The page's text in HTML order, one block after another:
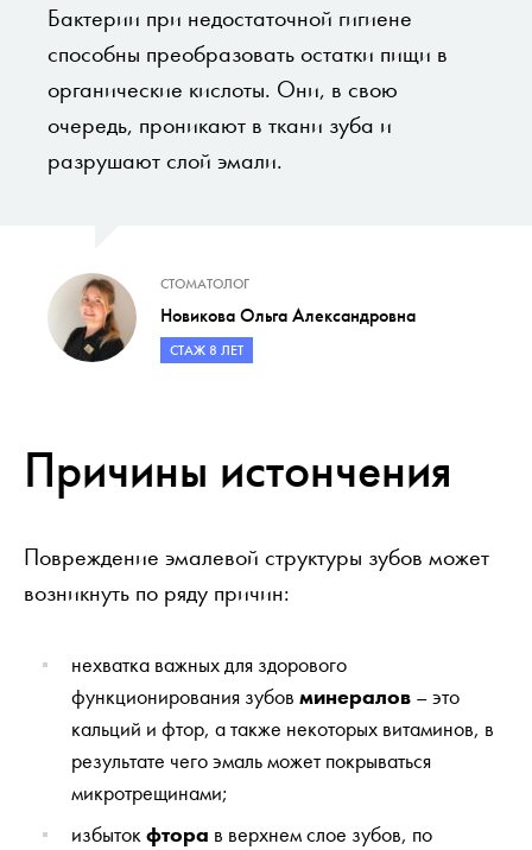
Бактерии при недостаточной гигиене
способны преобразовать остатки пищи в
органические кислоты. Они, в свою
очередь, проникают в ткани зуба и
разрушают слой эмали.
СТОМАТОЛОГ
Новикова Ольга Александровна
СТАЖ 8 ЛЕТ
Причины истончения
Повреждение эмалевой структуры зубов может
возникнуть по ряду причин:
нехватка важных для здорового
функционирования зубов минералов – это
кальций и фтор, а также некоторых витаминов, в
результате чего эмаль может покрываться
микротрещинами;
избытокфтора в верхнем слое зубов, по